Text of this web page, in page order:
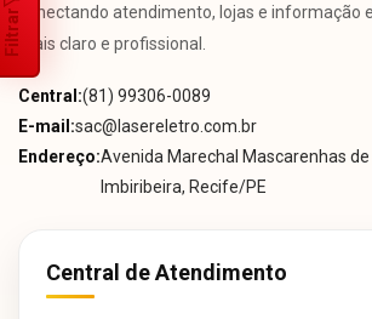
Filtrar conectando atendimento, lojas e informação
mais claro e profissional.
Central:(81) 99306-0089
E-mail:sac@lasereletro.com.br
Endereço:Avenida Marechal Mascarenhas de
Imbiribeira, Recife/PE
Central de Atendimento